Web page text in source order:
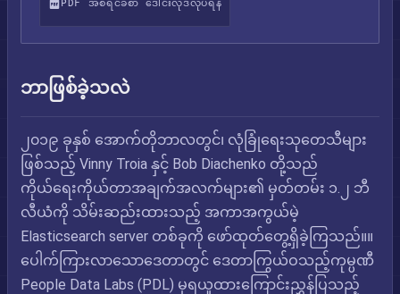
PDF အစီရင်ခံစာ ဒေါင်းလုဒ်လုပ်ရန်
ဘာဖြစ်ခဲ့သလဲ
၂၀၁၉ ခုနှစ် အောက်တိုဘာလတွင်၊ လုံခြုံရေးသုတေသီများ
ဖြစ်သည့် Vinny Troia နှင့် Bob Diachenko တို့သည်
ကိုယ်ရေးကိုယ်တာအချက်အလက်များ၏ မှတ်တမ်း ၁.၂ ဘီ
လီယံကို သိမ်းဆည်းထားသည့် အကာအကွယ်မဲ့
Elasticsearch server တစ်ခုကို ဖော်ထုတ်တွေ့ရှိခဲ့ကြသည်။။
ပေါက်ကြားလာသောဒေတာတွင် ဒေတာကြွယ်ဝသည့်ကုမ္ပဏီ
People Data Labs (PDL) မှရယူထားကြောင်းညွှန်ပြသည့်